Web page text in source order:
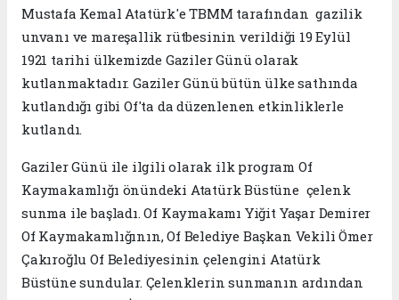
Mustafa Kemal Atatürk'e TBMM tarafından gazilik
unvanı ve mareşallik rütbesinin verildiği 19 Eylül
1921 tarihi ülkemizde Gaziler Günü olarak
kutlanmaktadır. Gaziler Günü bütün ülke sathında
kutlandığı gibi Of'ta da düzenlenen etkinliklerle
kutlandı.
Gaziler Günü ile ilgili olarak ilk program Of
Kaymakamlığı önündeki Atatürk Büstüne çelenk
sunma ile başladı. Of Kaymakamı Yiğit Yaşar Demirer
Of Kaymakamlığının, Of Belediye Başkan Vekili Ömer
Çakıroğlu Of Belediyesinin çelengini Atatürk
Büstüne sundular. Çelenklerin sunmanın ardından